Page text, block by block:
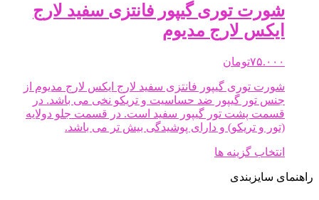
شورت توری گیپور فانتزی سفید لارج
ایکس لارج مدیوم
۷۵.۰۰۰تومان
شورت توری گیپور فانتزی سفید لارج ایکس لارج مدیوم از
جنس تور گیپور ضد حساسیت و تریکو نخی می باشد. در
قسمت پشت تور گیپور سفید است. در قسمت جلو دولایه
(تور و تریکو) و دارای پوشیدگی بیش تر می باشد.
انتخاب گزینه ها
راهنمای سایزبندی